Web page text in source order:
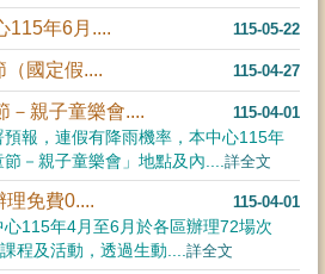
115-05-22
115年6月....
115-04-27
國定假....
115-04-01
－親子童樂會....
報，連假有降雨機率，本中心115年
－親子童樂會」地點及內....詳全文
115-04-01
理免費0....
115年4月至6月於各區辦理72場次
程及活動，透過生動....詳全文